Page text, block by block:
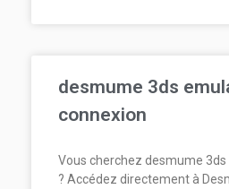
desmume 3ds
connexion
Vous cherchez desmume
? Accédez directement à